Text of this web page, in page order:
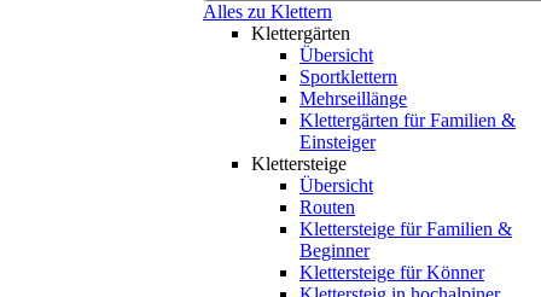
Alles zu Klettern
Klettergärten
Übersicht
Sportklettern
Mehrseillänge
Klettergärten für Familien &
Einsteiger
Klettersteige
Übersicht
Routen
Klettersteige für Familien &
Beginner
Klettersteige für Könner